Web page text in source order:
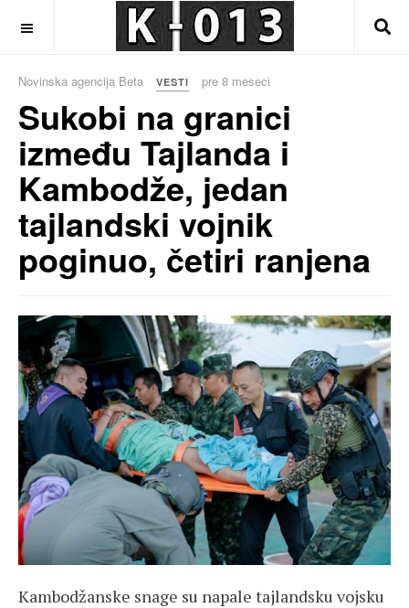
Novinska agencija Beta VESTI pre 8 meseci
Sukobi na granici
između Tajlanda i
Kambodže, jedan
tajlandski vojnik
poginuo, četiri ranjena
Kambodžanske snage su napale tajlandsku vojsku